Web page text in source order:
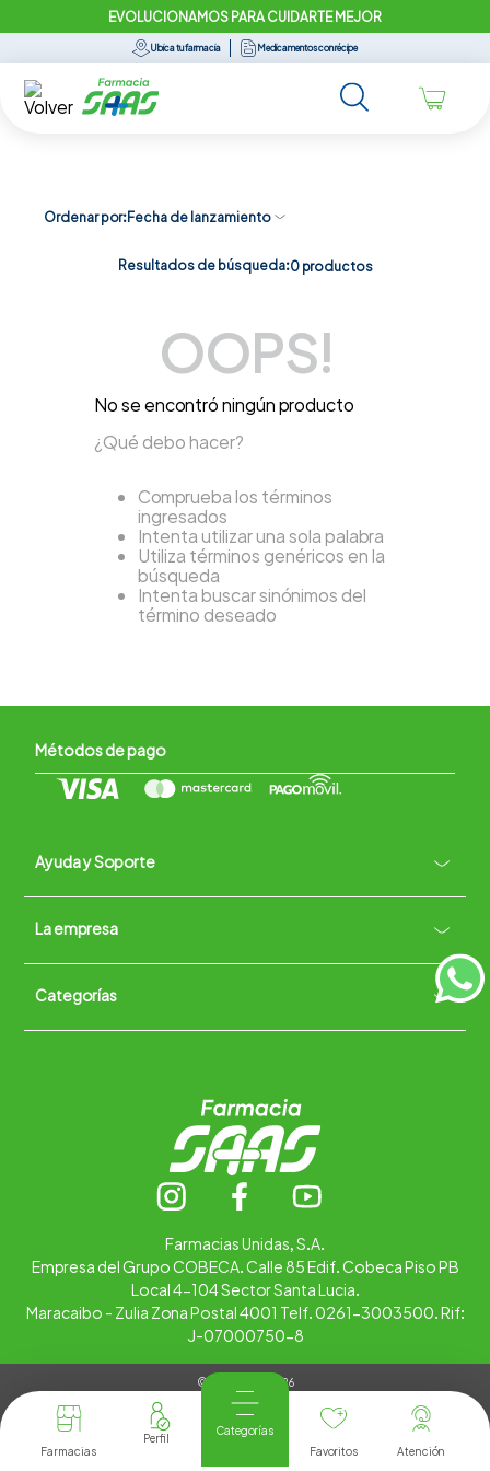
EVOLUCIONAMOS PARA CUIDARTE MEJOR
Ubica tu farmacia Medicamentos con récipe
Farmacias
Categorías
Favoritos
Atención
Ordenar por Fecha de lanzamiento
Resultados de búsqueda:0 productos
OOPS!
No se encontró ningún producto
¿Qué debo hacer?
Comprueba los términos
ingresados
Intenta utilizar una sola palabra
Utiliza términos genéricos en la
búsqueda
Intenta buscar sinónimos del
término deseado
Métodos de pago
Ayuda y Soporte +
Contacto vía WhatsApp
Términos y condiciones
La empresa +
Quiénes somos
Trabaja con nosotros
Categorías +
Farmacias Unidas, S.A.
Empresa del Grupo COBECA. Calle 85 Edif. Cobeca Piso PB
Local 4-104 Sector Santa Lucia.
Maracaibo - Zulia Zona Postal 4001 Telf. 0261-3003500. Rif:
J-07000750-8
© Copyright 2026
Tienda Virtual desarrollada por
Tecnología